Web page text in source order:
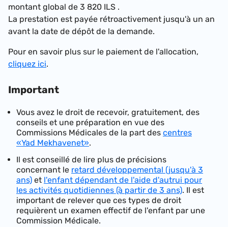
montant global de 3 820 ILS .
La prestation est payée rétroactivement jusqu'à un an
avant la date de dépôt de la demande.
Pour en savoir plus sur le paiement de l'allocation,
cliquez ici.
Important
Vous avez le droit de recevoir, gratuitement, des
conseils et une préparation en vue des
Commissions Médicales de la part des centres
«Yad Mekhavenet».
Il est conseillé de lire plus de précisions
concernant le retard développemental (jusqu'à 3
ans) et l'enfant dépendant de l'aide d'autrui pour
les activités quotidiennes (à partir de 3 ans). Il est
important de relever que ces types de droit
requièrent un examen effectif de l'enfant par une
Commission Médicale.